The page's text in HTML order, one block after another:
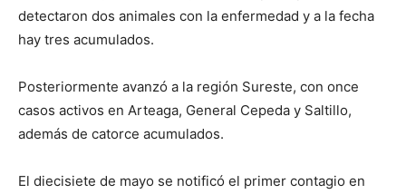
detectaron dos animales con la enfermedad y a la fecha
hay tres acumulados.
Posteriormente avanzó a la región Sureste, con once
casos activos en Arteaga, General Cepeda y Saltillo,
además de catorce acumulados.
El diecisiete de mayo se notificó el primer contagio en